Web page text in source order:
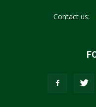
Contact us: